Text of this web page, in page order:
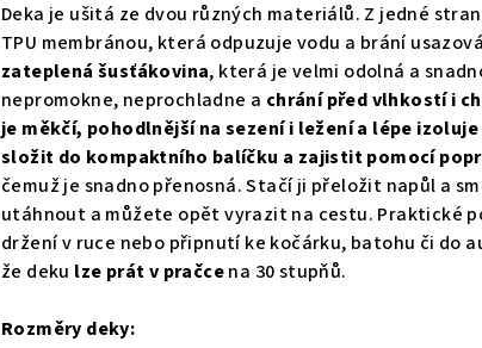
Deka je ušitá ze dvou různých materiálů. Z jedné
TPU membránou, která odpuzuje vodu a brání
zateplená šusťákovina, která je velmi odolná a
nepromokne, neprochladne a chrání před vlhkostí i
je měkčí, pohodlnější na sezení i ležení a lépe
složit do kompaktního balíčku a zajistit pomocí
čemuž je snadno přenosná. Stačí ji přeložit napůl a
utáhnout a můžete opět vyrazit na cestu. Praktické
držení v ruce nebo připnutí ke kočárku, batohu či do
že deku lze prát v pračcena 30 stupňů.
Rozměry deky: